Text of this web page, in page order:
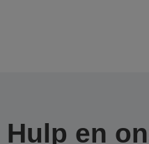
Hulp en